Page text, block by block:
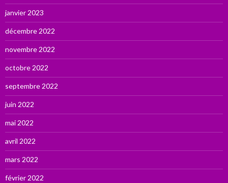
janvier 2023
décembre 2022
novembre 2022
octobre 2022
septembre 2022
juin 2022
mai 2022
avril 2022
mars 2022
février 2022